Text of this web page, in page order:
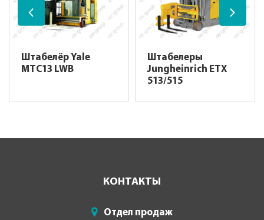
Штабелёр Yale
MTC13 LWB
Штабелеры
Jungheinrich ETX
513/515
КОНТАКТЫ
Отдел продаж